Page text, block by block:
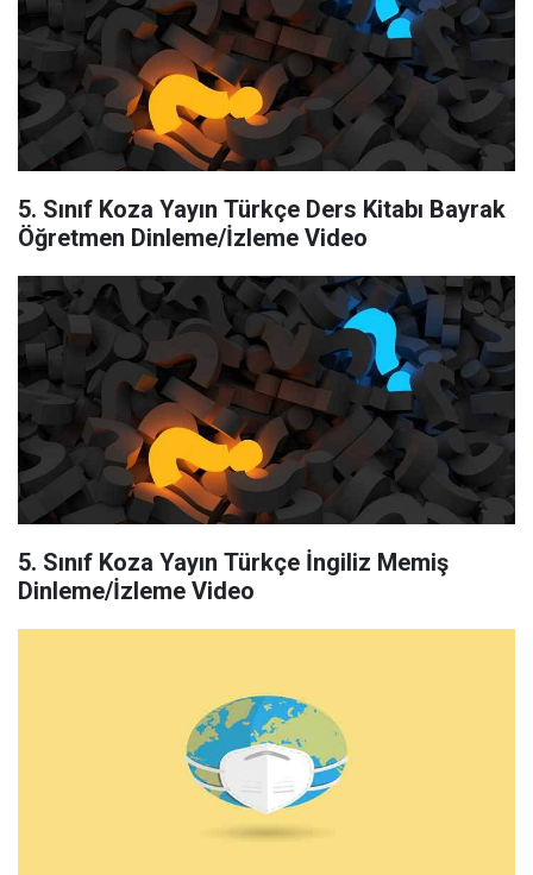
5. Sınıf Koza Yayın Türkçe Ders Kitabı Bayrak
Öğretmen Dinleme/İzleme Video
5. Sınıf Koza Yayın Türkçe İngiliz Memiş
Dinleme/İzleme Video